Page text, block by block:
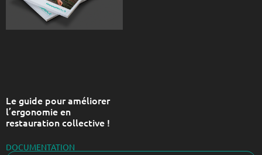
Le guide pour améliorer
l’ergonomie en
restauration collective !
DOCUMENTATION